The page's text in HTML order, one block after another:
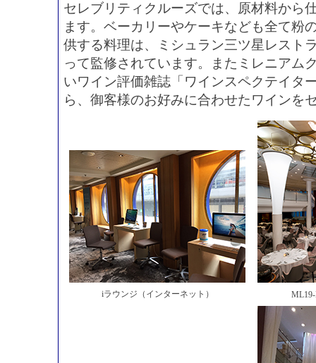
セレブリティクルーズでは、原材料から
ます。ベーカリーやケーキなども全て粉
供する料理は、ミシュラン三ツ星レスト
って監修されています。またミレニアム
いワイン評価雑誌「ワインスペクテイタ
ら、御客様のお好みに合わせたワインを
iラウンジ（インターネット） ML19-